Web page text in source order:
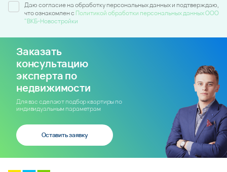
Даю согласие на обработку персональных данных и подтверждаю,
что ознакомлен c Политикой обработки персональных данных ООО
"ВКБ-Новостройки
Заказать
консультацию
эксперта по
недвижимости
Для вас сделают подбор квартиры по
индивидуальным параметрам
Оставить заявку